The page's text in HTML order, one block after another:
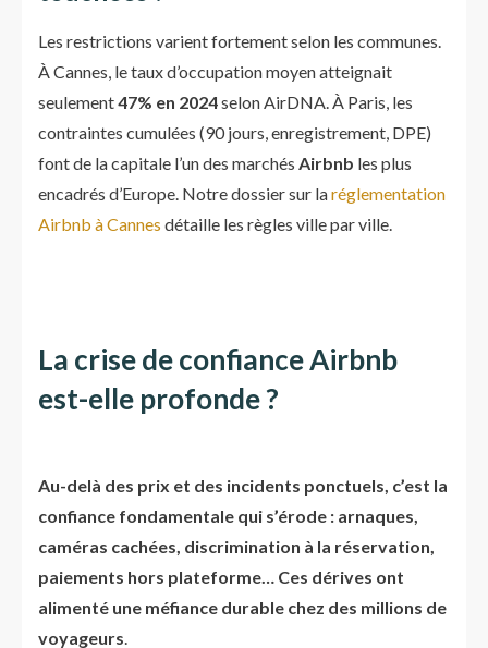
Les restrictions varient fortement selon les communes.
À Cannes, le taux d’occupation moyen atteignait
seulement47% en 2024selon AirDNA. À Paris, les
contraintes cumulées (90 jours, enregistrement, DPE)
font de la capitale l’un des marchés Airbnb les plus
encadrés d’Europe. Notre dossier sur laréglementation
Airbnb à Cannes détaille les règles ville par ville.
La crise de confiance Airbnb
est-elle profonde ?
Au-delà des prix et des incidents ponctuels, c’est la
confiance fondamentale qui s’érode : arnaques,
caméras cachées, discrimination à la réservation,
paiements hors plateforme… Ces dérives ont
alimenté une méfiance durable chez des millions de
voyageurs.